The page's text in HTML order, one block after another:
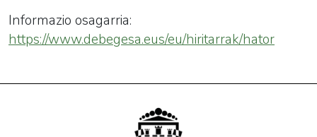
Informazio osagarria:
https://www.debegesa.eus/eu/hiritarrak/hator